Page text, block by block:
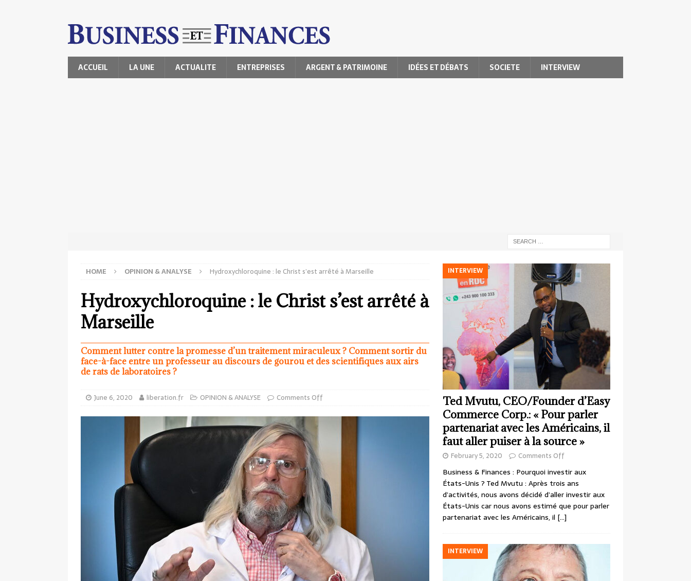
ACCUEIL LA UNE ACTUALITE ENTREPRISES ARGENT & PATRIMOINE IDÉES ET DÉBATS SOCIETE INTERVIEW
HOME OPINION & ANALYSE Hydroxychloroquine : le Christ s’est arrêté à Marseille
Hydroxychloroquine : le Christ s’est arrêté à
Marseille
Comment lutter contre la promesse d’un traitement miraculeux ? Comment sortir du
face-à-face entre un professeur au discours de gourou et des scientifiques aux airs
de rats de laboratoires ?
June 6, 2020 liberation.fr OPINION & ANALYSE Comments Off
INTERVIEW
Ted Mvutu, CEO/Founder d’Easy
Commerce Corp.: « Pour parler
partenariat avec les Américains, il
faut aller puiser à la source »
February 5, 2020 Comments Off
Business & Finances : Pourquoi investir aux
États-Unis ? Ted Mvutu : Après trois ans
d’activités, nous avons décidé d’aller investir aux
États-Unis car nous avons estimé que pour parler
partenariat avec les Américains, il […]
INTERVIEW